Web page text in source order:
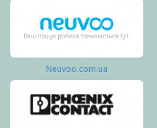
Neuvoo.com.ua